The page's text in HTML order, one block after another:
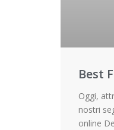
Best
Oggi,
nostri
online